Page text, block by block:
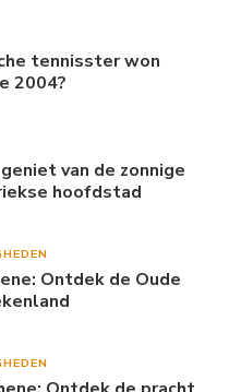
tennisster won
2004?
van de zonnige
hoofdstad
Ontdek de Oude